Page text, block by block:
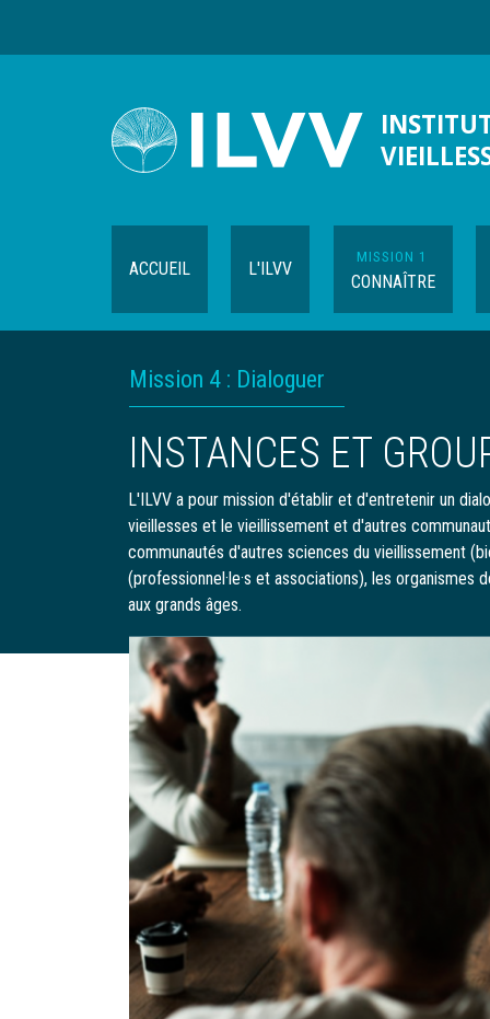
ACCUEIL L'ILVV
MISSION 1
CONNAÎTRE
contextuelle
FIL
D'ARIANE
Mission 4 : Dialoguer
INSTANCES ET
L'ILVV a pour mission d'établir et d'entretenir un
vieillesses et le vieillissement et d'autres
communautés d'autres sciences du vieillissement
(professionnel·le·s et associations), les
aux grands âges.